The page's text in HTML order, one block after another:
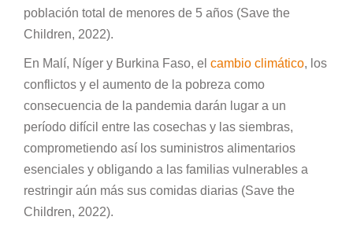
población total de menores de 5 años (Save the
Children, 2022).
En Malí, Níger y Burkina Faso, el cambio climático, los
conflictos y el aumento de la pobreza como
consecuencia de la pandemia darán lugar a un
período difícil entre las cosechas y las siembras,
comprometiendo así los suministros alimentarios
esenciales y obligando a las familias vulnerables a
restringir aún más sus comidas diarias (Save the
Children, 2022).